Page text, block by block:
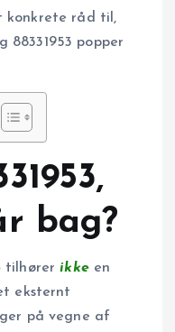
konkrete råd til,
popper
bag?
tilhørerikkeen
eksternt
på vegne af